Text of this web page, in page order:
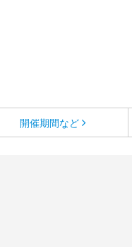
開催期間など